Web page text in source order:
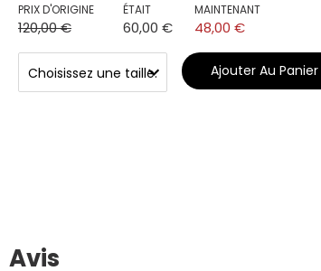
PRIX D'ORIGINE
120,00 €
ÉTAIT
60,00 €
MAINTENANT
48,00 €
Ajouter Au Panier